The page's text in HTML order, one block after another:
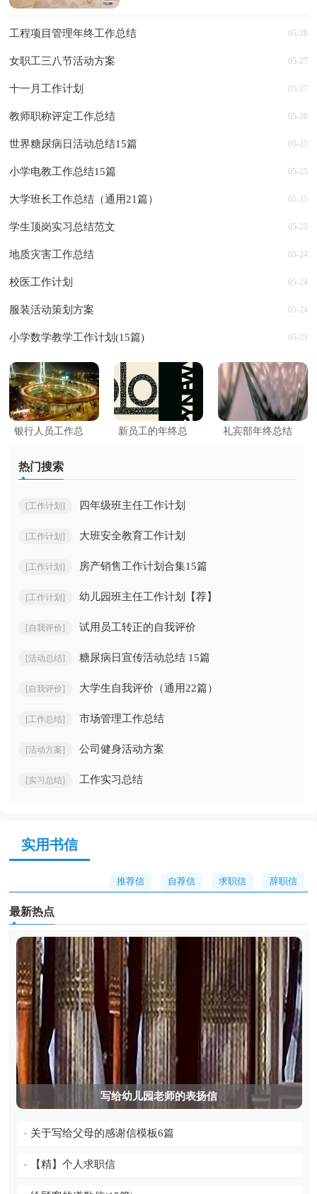
发现问题的能力，让我们...
05-28
工程项目管理年终工作总结
05-27
女职工三八节活动方案
05-27
十一月工作计划
05-26
教师职称评定工作总结
05-25
世界糖尿病日活动总结15篇
05-25
小学电教工作总结15篇
05-25
大学班长工作总结（通用21篇）
05-25
学生顶岗实习总结范文
05-24
地质灾害工作总结
05-24
校医工作计划
05-24
服装活动策划方案
05-23
小学数学教学工作计划(15篇)
银行人员工作总
新员工的年终总
礼宾部年终总结
热门搜索
[工作计划] 四年级班主任工作计划
[工作计划] 大班安全教育工作计划
[工作计划] 房产销售工作计划合集15篇
[工作计划] 幼儿园班主任工作计划【荐】
[自我评价] 试用员工转正的自我评价
[活动总结] 糖尿病日宣传活动总结 15篇
[自我评价] 大学生自我评价（通用22篇）
[工作总结] 市场管理工作总结
[活动方案] 公司健身活动方案
[实习总结] 工作实习总结
实用书信
辞职信
求职信
自荐信
推荐信
最新热点
写给幼儿园老师的表扬信
关于写给父母的感谢信模板6篇
【精】个人求职信